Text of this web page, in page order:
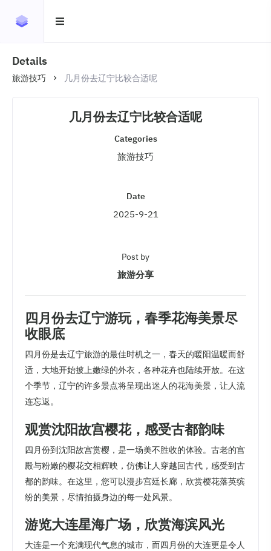
Details
旅游技巧 几月份去辽宁比较合适呢
几月份去辽宁比较合适呢
Categories
旅游技巧
Date
2025-9-21
Post by
旅游分享
四月份去辽宁游玩，春季花海美景尽
收眼底
四月份是去辽宁旅游的最佳时机之一，春天的暖阳温暖而舒
适，大地开始披上嫩绿的外衣，各种花卉也陆续开放。在这
个季节，辽宁的许多景点将呈现出迷人的花海美景，让人流
连忘返。
观赏沈阳故宫樱花，感受古都韵味
四月份到沈阳故宫赏樱，是一场美不胜收的体验。古老的宫
殿与粉嫩的樱花交相辉映，仿佛让人穿越回古代，感受到古
都的韵味。在这里，您可以漫步宫廷长廊，欣赏樱花落英缤
纷的美景，尽情拍摄身边的每一处风景。
游览大连星海广场，欣赏海滨风光
大连是一个充满现代气息的城市，而四月份的大连更是令人